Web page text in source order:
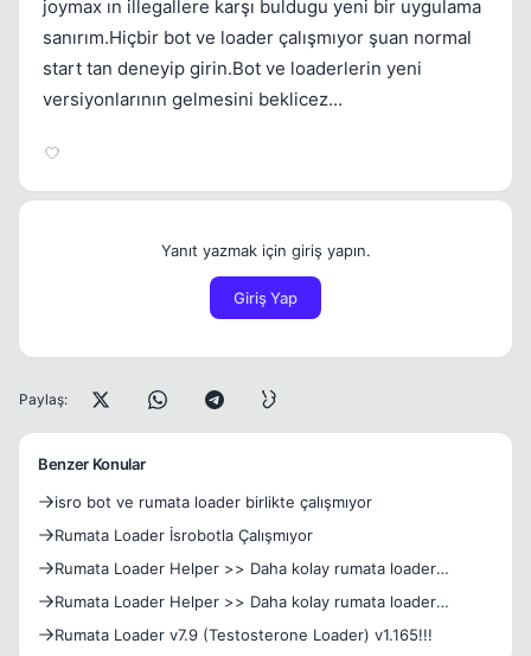
joymax ın illegallere karşı buldugu yeni bir uygulama
sanırım.Hiçbir bot ve loader çalışmıyor şuan normal
start tan deneyip girin.Bot ve loaderlerin yeni
versiyonlarının gelmesini beklicez...
Yanıt yazmak için giriş yapın.
Giriş Yap
Paylaş:
Benzer Konular
isro bot ve rumata loader birlikte çalışmıyor
Rumata Loader İsrobotla Çalışmıyor
Rumata Loader Helper >> Daha kolay rumata loader
kullanın...
Rumata Loader Helper >> Daha kolay rumata loader
kullanın...
Rumata Loader v7.9 (Testosterone Loader) v1.165!!!